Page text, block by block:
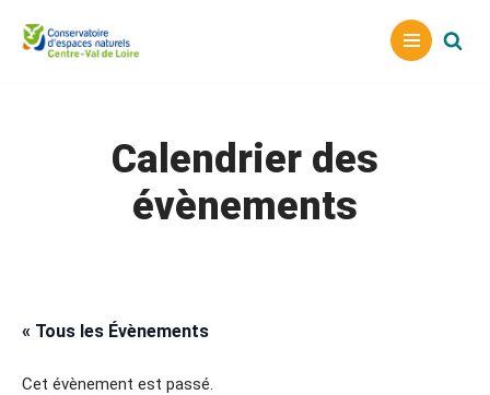
Aller
Calendrier des
évènements
« Tous les Évènements
Cet évènement est passé.